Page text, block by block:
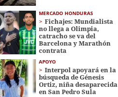
MERCADO HONDURAS
Fichajes: Mundialista
no llega a Olimpia,
catracho se va del
Barcelona y Marathón
contrata
APOYO
Interpol apoyará en la
búsqueda de Génesis
Ortiz, niña desaparecida
en San Pedro Sula